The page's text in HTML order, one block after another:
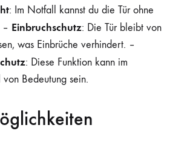
: Im Notfall kannst du die Tür ohne
– Einbruchschutz: Die Tür bleibt von
was Einbrüche verhindert. –
: Diese Funktion kann im
von Bedeutung sein.